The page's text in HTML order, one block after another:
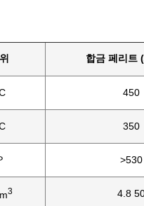
합금 페리트
450
350
>530
3 4.8